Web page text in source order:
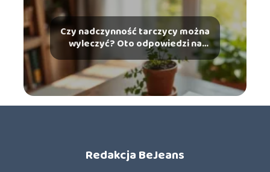
Czy nadczynność tarczycy można
wyleczyć? Oto odpowiedzi na
najważniejsze pytania
Redakcja BeJeans